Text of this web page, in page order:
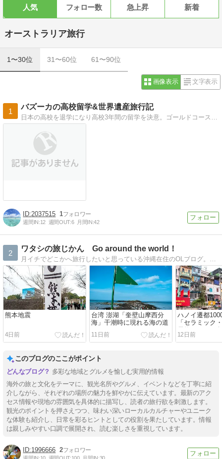
人気 フォロー数 急上昇 新着
オーストラリア旅行
1〜30位 31〜60位 61〜90位
画像表示 文字表示
1
バズーカの高校留学&世界遺産旅行記
2037515 1
週間IN:12 週間OUT:6 月間IN:42
2
ワタシの旅じかん Go around the world！
熊本地震
4日前
台湾 澎湖「奎壁山摩西分
海」干潮時に現れる海の道
11日前
ハノイ遷都
「セラミック
長約7キロの
ート
12日前
このブログのここがポイント
多彩な地域とグルメを愉しむ実用的情報
海外の旅と文化をテーマに、観光名所やグルメ、イベントなどを丁寧に紹
介しながら、それぞれの場所の魅力を鮮やかに伝えています。最新のアク
セス情報や現地の雰囲気を具体的に描写し、読者の旅行欲を刺激します。
観光のポイントを押さえつつ、味わい深いローカルカルチャーやユニーク
な体験も紹介し、日常を彩るヒントとしての役割を果たしています。情報
は親しみやすい口調で展開され、読む楽しさを重視しています。
1996666 2